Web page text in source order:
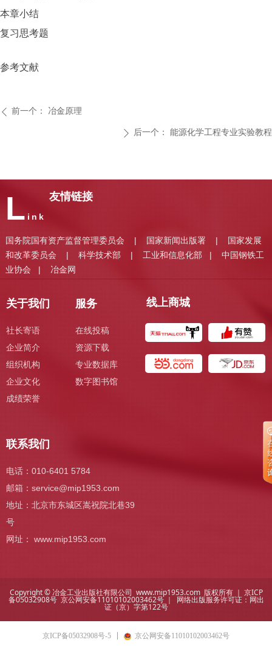
ꄴ 前一个： 冶金原理
ꄲ 后一个： 能源化学工程专业实验教程
本章小结
复习思考题
参考文献
关于我们
社长寄语
企业简介
组织机构
企业文化
成绩荣誉
服务
在线投稿
资源下载
专业数据库
数字图书馆
线上商城
联系我们
电话：010-6401 5784
邮箱： service@mip1953.com
地址：北京市东城区嵩祝院北巷39
号
网址： www.mip1953.com
国务院国有资产监督管理委员会 | 国家新闻出版署 | 国家发展
和改革委员会 | 科学技术部 | 工业和信息化部 | 中国钢铁工
业协会 | 冶金网
L ink
友情链接
Copyright © 冶金工业出版社有限公司 www.mip1953.com 版权所有 ｜ 京ICP
备05032908号京公网安备11010102003462号 ｜ 网络出版服务许可证： 网出
证（京）字第122号
京ICP备05032908号-5 京公网安备11010102003462号